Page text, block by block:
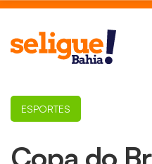
Copa do
ESPORTES